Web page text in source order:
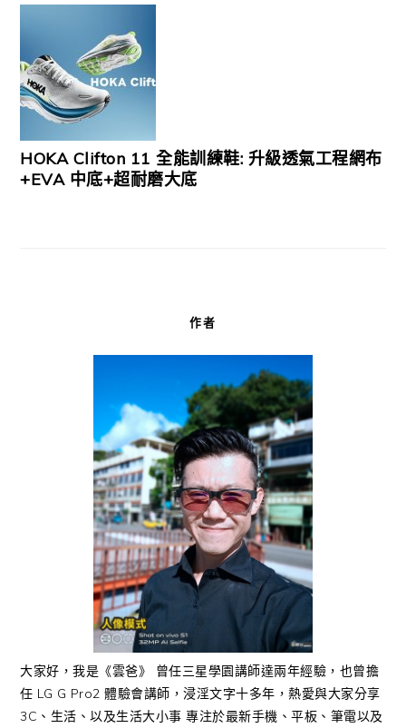
HOKA Clifton 11 全能訓練鞋: 升級透氣工程網布
+EVA 中底+超耐磨大底
作者
大家好，我是《雲爸》 曾任三星學園講師達兩年經驗，也曾擔
任 LG G Pro2 體驗會講師，浸淫文字十多年，熱愛與大家分享
3C、生活、以及生活大小事 專注於最新手機、平板、筆電以及